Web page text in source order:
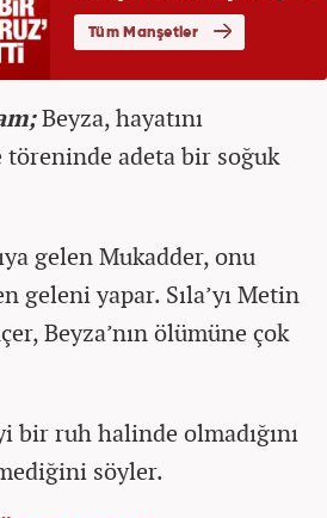
Beyza, hayatını
töreninde adeta bir soğuk
gelen Mukadder, onu
geleni yapar. Sıla’yı Metin
Beyza’nın ölümüne çok
bir ruh halinde olmadığını
söyler.